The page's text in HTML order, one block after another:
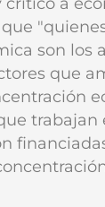
son los
que
trabajan